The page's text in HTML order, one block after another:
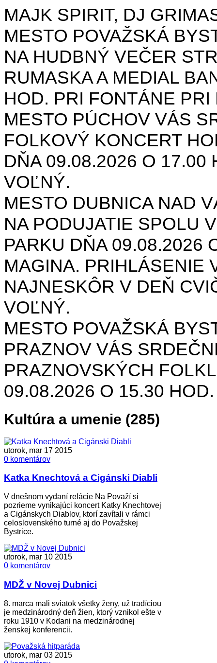
MAJK SPIRIT, DJ
MESTO POVAŽSKÁ
NA HUDBNÝ VEČER
RUMASKA A MEDIAL
HOD. PRI FONTÁNE PRI
MESTO PÚCHOV VÁS
FOLKOVÝ KONCERT
DŇA 09.08.2026 O 17.00
VOĽNÝ.
MESTO DUBNICA NAD
NA PODUJATIE SPOLU
PARKU DŇA 09.08.2026
MAGINA. PRIHLÁSENIE
NAJNESKÔR V DEŇ
VOĽNÝ.
MESTO POVAŽSKÁ
PRAZNOV VÁS
PRAZNOVSKÝCH
09.08.2026 O 15.30
Kultúra a umenie (285)
utorok, mar 17 2015
0 komentárov
Katka Knechtová a Cigánski Diabli
V dnešnom vydaní relácie Na Považí si
pozrieme vynikajúci koncert Katky Knechtovej
a Cigánskych Diablov, ktorí zavítali v rámci
celoslovenského turné aj do Považskej
Bystrice.
utorok, mar 10 2015
0 komentárov
MDŽ v Novej Dubnici
8. marca mali sviatok všetky ženy, už tradíciou
je medzinárodný deň žien, ktorý vznikol ešte v
roku 1910 v Kodani na medzinárodnej
ženskej konferencii.
utorok, mar 03 2015